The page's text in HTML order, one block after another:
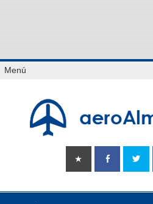
Saltar
alMenú
Tu portal sobre el aeropuerto